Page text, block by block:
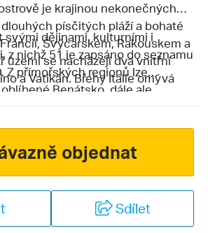
je krajinou nekonečných
písčitých pláží a bohaté
Švýcarskem, Rakouskem a
území se nacházejí dva vnitřní
a Vatikán. Břehy Itálie omývá
Jónské, Tyrhénské,
svými dějinami, kulturními i
z nichž 51 je zapsáno do seznamu
Z přímořských regionů lze
Benátsko, dále ale
riviéru, Toskánsko, Abruzzo
Tyrolska, nebo propojených
a Sella Rondy. Benátky
z nejoblíbenějších cílů
objednat
Sdílet